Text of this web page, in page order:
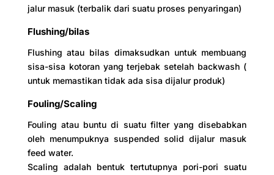
jalur masuk (terbalik dari suatu proses penyaringan)
Flushing/bilas
Flushing atau bilas dimaksudkan untuk membuang
sisa-sisa kotoran yang terjebak setelah backwash (
untuk memastikan tidak ada sisa dijalur produk)
Fouling/Scaling
Fouling atau buntu di suatu filter yang disebabkan
oleh menumpuknya suspended solid dijalur masuk
feed water.
Scaling adalah bentuk tertutupnya pori-pori suatu